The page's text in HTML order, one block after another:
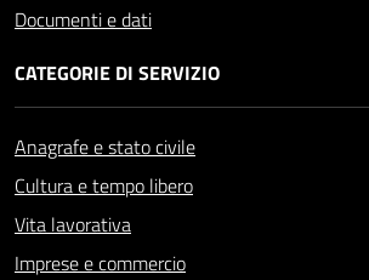
Documenti e dati
CATEGORIE DI SERVIZIO
Anagrafe e stato civile
Cultura e tempo libero
Vita lavorativa
Imprese e commercio